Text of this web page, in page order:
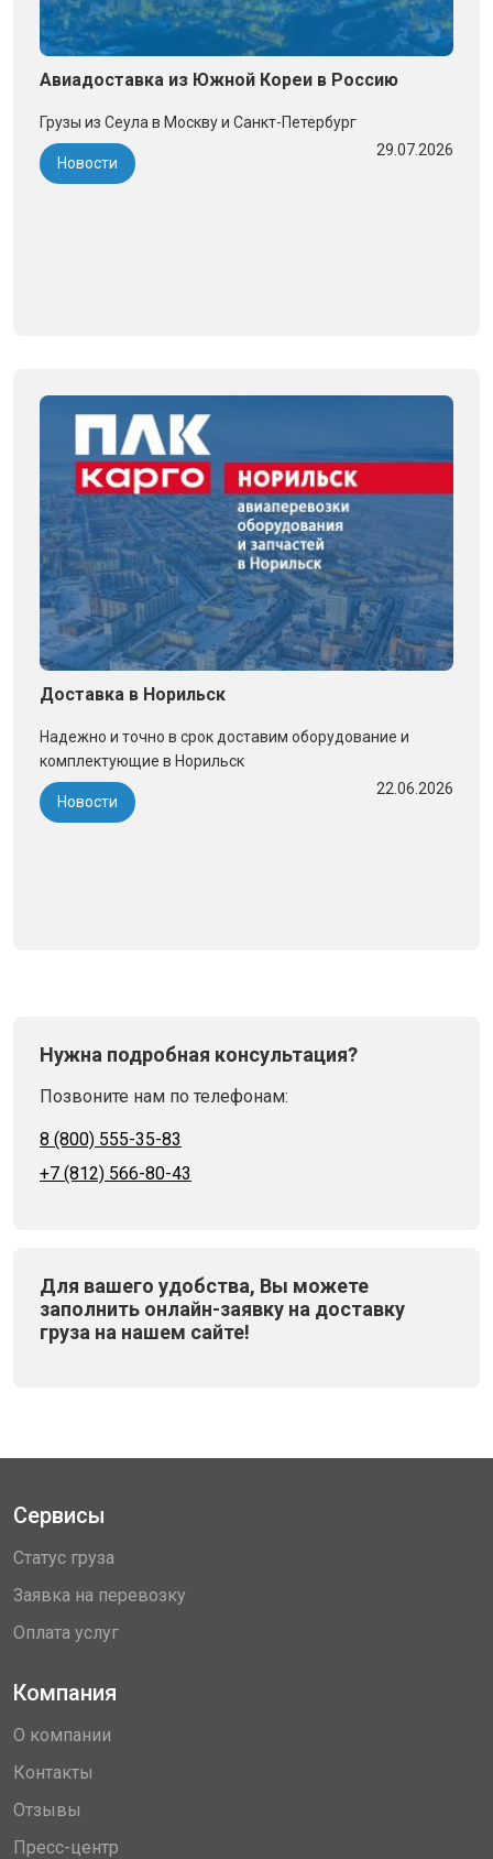
Авиадоставка из Южной Кореи в Россию
Грузы из Сеула в Москву и Санкт-Петербург
Новости
29.07.2026
Доставка в Норильск
Надежно и точно в срок доставим оборудование и
комплектующие в Норильск
Новости
22.06.2026
Нужна подробная консультация?
Позвоните нам по телефонам:
8 (800) 555-35-83
+7 (812) 566-80-43
Для вашего удобства, Вы можете
заполнить онлайн-заявку на доставку
груза на нашем сайте!
Сервисы
Статус груза
Заявка на перевозку
Оплата услуг
Компания
О компании
Контакты
Отзывы
Пресс-центр